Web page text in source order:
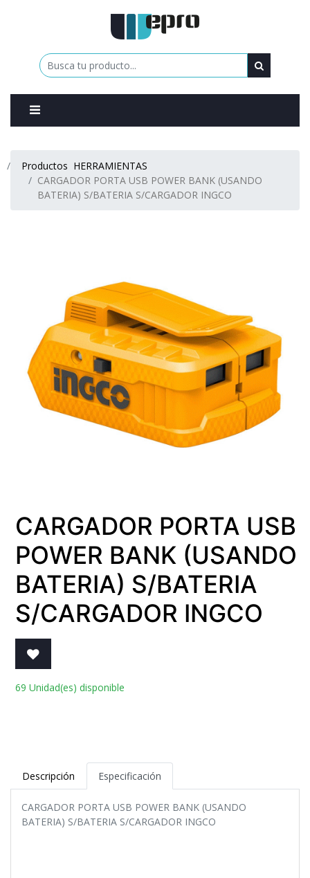
Productos HERRAMIENTAS
CARGADOR PORTA USB POWER BANK (USANDO
BATERIA) S/BATERIA S/CARGADOR INGCO
CARGADOR PORTA USB
POWER BANK (USANDO
BATERIA) S/BATERIA
S/CARGADOR INGCO
69 Unidad(es) disponible
Descripción Especificación
CARGADOR PORTA USB POWER BANK (USANDO
BATERIA) S/BATERIA S/CARGADOR INGCO